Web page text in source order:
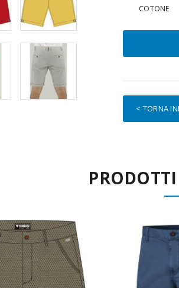
COTONE
< TORNA